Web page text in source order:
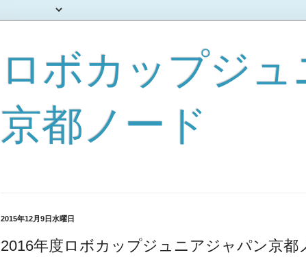
ロボカップジュ
京都ノード
2015年12月9日水曜日
2016年度ロボカップジュニアジャパン京都